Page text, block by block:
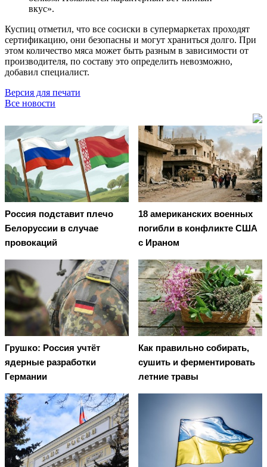
вкус».
Куспиц отметил, что все сосиски в супермаркетах проходят
сертификацию, они безопасны и могут храниться долго. При
этом количество мяса может быть разным в зависимости от
производителя, по составу это определить невозможно,
добавил специалист.
Версия для печати
Все новости
Россия подставит плечо
Белоруссии в случае
провокаций
18 американских военных
погибли в конфликте США
с Ираном
Грушко: Россия учтёт
ядерные разработки
Германии
Как правильно собирать,
сушить и ферментировать
летние травы